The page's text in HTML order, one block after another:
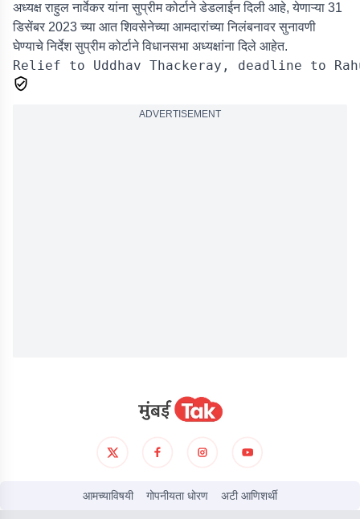
अध्यक्ष राहुल नार्वेकर यांना सुप्रीम कोर्टाने डेडलाईन दिली आहे, येणाऱ्या 31
डिसेंबर 2023 च्या आत शिवसेनेच्या आमदारांच्या निलंबनावर सुनावणी
घेण्याचे निर्देश सुप्रीम कोर्टाने विधानसभा अध्यक्षांना दिले आहेत.
ADVERTISEMENT
आमच्याविषयी गोपनीयता धोरण अटी आणिशर्थी